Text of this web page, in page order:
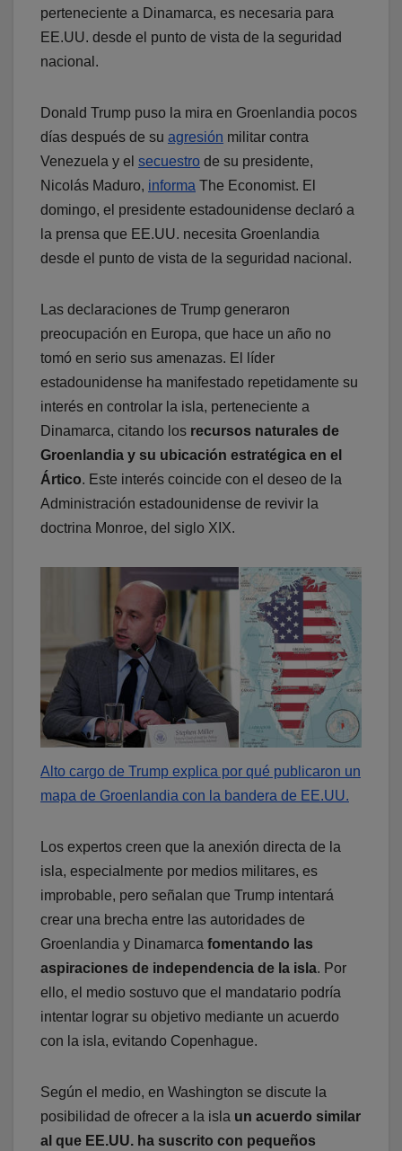
perteneciente a Dinamarca, es necesaria para
EE.UU. desde el punto de vista de la seguridad
nacional.
Donald Trump puso la mira en Groenlandia pocos
días después de su agresión militar contra
Venezuela y el secuestro de su presidente,
Nicolás Maduro, informa The Economist. El
domingo, el presidente estadounidense declaró a
la prensa que EE.UU. necesita Groenlandia
desde el punto de vista de la seguridad nacional.
Las declaraciones de Trump generaron
preocupación en Europa, que hace un año no
tomó en serio sus amenazas. El líder
estadounidense ha manifestado repetidamente su
interés en controlar la isla, perteneciente a
Dinamarca, citando los recursos naturales de
Groenlandia y su ubicación estratégica en el
Ártico. Este interés coincide con el deseo de la
Administración estadounidense de revivir la
doctrina Monroe, del siglo XIX.
Alto cargo de Trump explica por qué publicaron un
mapa de Groenlandia con la bandera de EE.UU.
Los expertos creen que la anexión directa de la
isla, especialmente por medios militares, es
improbable, pero señalan que Trump intentará
crear una brecha entre las autoridades de
Groenlandia y Dinamarca fomentando las
aspiraciones de independencia de la isla. Por
ello, el medio sostuvo que el mandatario podría
intentar lograr su objetivo mediante un acuerdo
con la isla, evitando Copenhague.
Según el medio, en Washington se discute la
posibilidad de ofrecer a la isla un acuerdo similar
al que EE.UU. ha suscrito con pequeños